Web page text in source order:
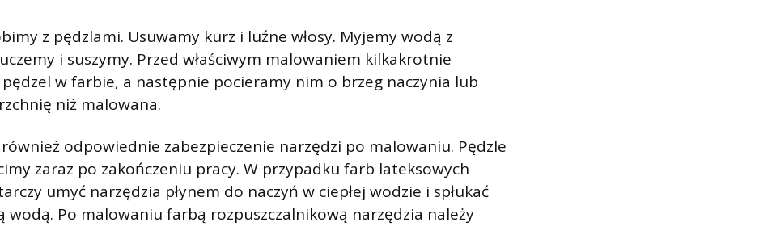
z pędzlami. Usuwamy kurz i luźne włosy. Myjemy wodą z
i suszymy. Przed właściwym malowaniem kilkakrotnie
w farbie, a następnie pocieramy nim o brzeg naczynia lub
niż malowana.
odpowiednie zabezpieczenie narzędzi po malowaniu. Pędzle
zaraz po zakończeniu pracy. W przypadku farb lateksowych
umyć narzędzia płynem do naczyń w ciepłej wodzie i spłukać
wodą. Po malowaniu farbą rozpuszczalnikową narzędzia należy